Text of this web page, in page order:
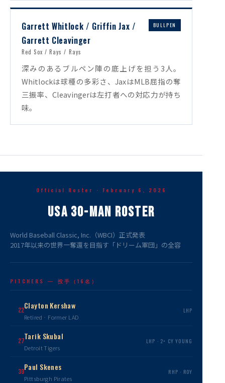
Garrett Whitlock / Griffin Jax /
Garrett Cleavinger
Red Sox / Rays / Rays
BULLPEN
深みのあるブルペン陣の底上げを担う3人。
Whitlockは球種の多彩さ、JaxはMLB屈指の奪
三振率、Cleavingerは左打者への対応力が持ち
味。
Official Roster · February 6, 2026
USA 30-Man Roster
World Baseball Classic, Inc.（WBCI）正式発表
2017年以来の世界一奪還を目指す「ドリーム軍団」の全容
PITCHERS — 投手（16名）
22Clayton Kershaw
Retired · Former LAD
LHP
27Tarik Skubal
Detroit Tigers
LHP · 2× CY YOUNG
30Paul Skenes
Pittsburgh Pirates
RHP · ROY